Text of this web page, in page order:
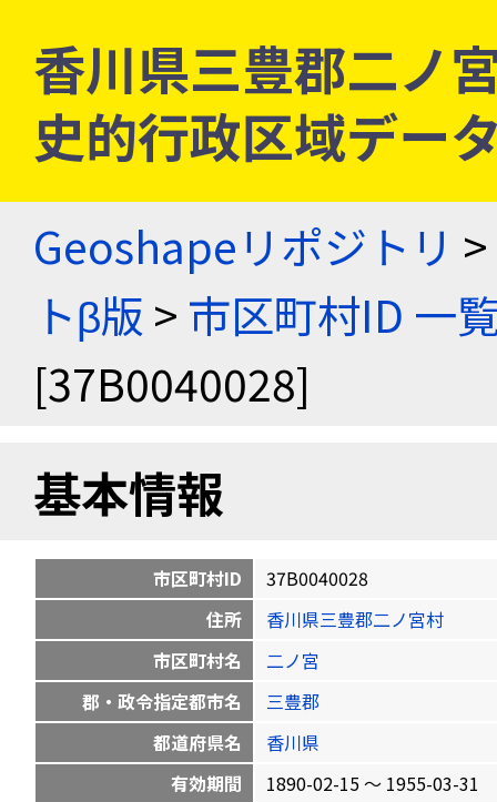
香川県三豊郡二ノ
史的行政区域デー
Geoshapeリポジトリ >
トβ版 > 市区町村ID 一
[37B0040028]
基本情報
市区町村ID
37B0040028
住所
香川県三豊郡二ノ宮村
市区町村名
二ノ宮
郡・政令指定都市名
三豊郡
都道府県名
香川県
有効期間
1890-02-15 〜 1955-03-31